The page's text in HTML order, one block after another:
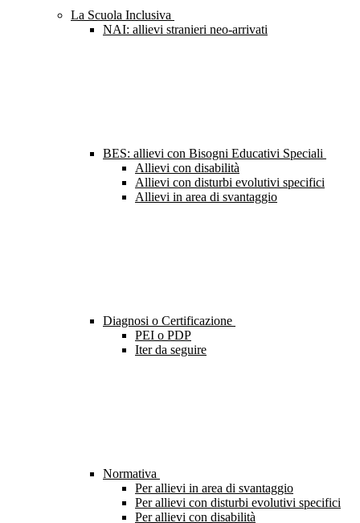
La Scuola Inclusiva
NAI: allievi stranieri neo-arrivati
BES: allievi con Bisogni Educativi Speciali
Allievi con disabilità
Allievi con disturbi evolutivi specifici
Allievi in area di svantaggio
Diagnosi o Certificazione
PEI o PDP
Iter da seguire
Normativa
Per allievi in area di svantaggio
Per allievi con disturbi evolutivi specifici
Per allievi con disabilità